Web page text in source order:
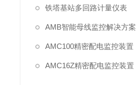
铁塔基站多回路计量仪表
AMB智能母线监控解决方案
AMC100精密配电监控装置
AMC16Z精密配电监控装置